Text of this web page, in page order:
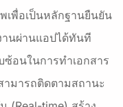
เพื่อเป็นหลักฐานยืนยัน
านผ่านแอปได้ทันที
อนในการทำเอกสาร
ามารถติดตามสถานะ